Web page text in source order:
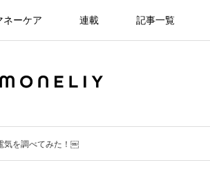
ネーケア 連載 記事一覧
気を調べてみた！￼